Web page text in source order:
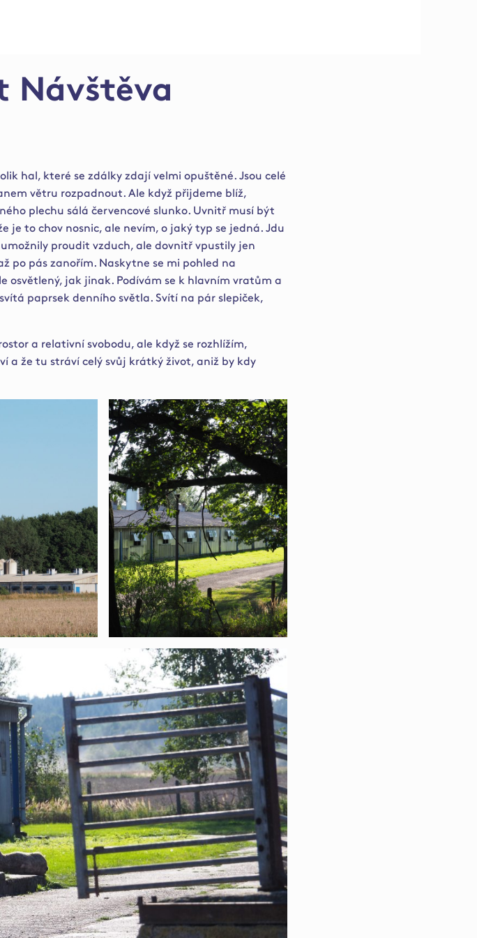
Návštěva
hal, které se zdálky zdají velmi opuštěné. Jsou celé
větru rozpadnout. Ale když přijdeme blíž,
plechu sálá červencové slunko. Uvnitř musí být
je to chov nosnic, ale nevím, o jaký typ se jedná. Jdu
proudit vzduch, ale dovnitř vpustily jen
po pás zanořím. Naskytne se mi pohled na
osvětlený, jak jinak. Podívám se k hlavním vratům a
paprsek denního světla. Svítí na pár slepiček,
a relativní svobodu, ale když se rozhlížím,
a že tu stráví celý svůj krátký život, aniž by kdy